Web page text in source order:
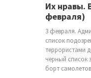
Их нравы.
февраля)
3 февраля.
список
террористами
черный список
борт